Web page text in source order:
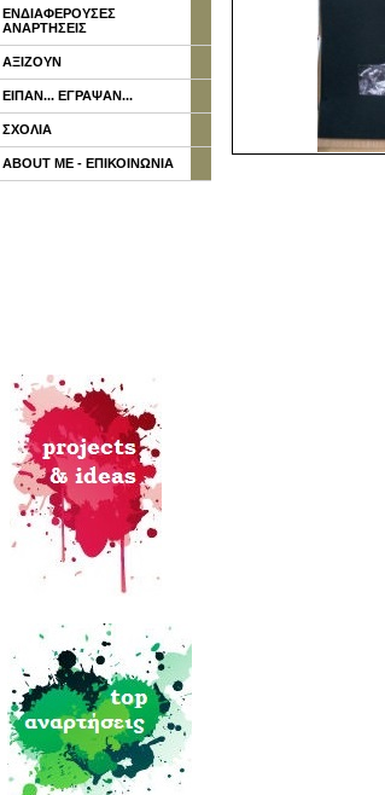
ΕΝΔΙΑΦΕΡΟΥΣΕΣ
ΑΝΑΡΤΗΣΕΙΣ
ΑΞΙΖΟΥΝ
ΕΙΠΑΝ... ΕΓΡΑΨΑΝ...
ΣΧΟΛΙΑ
ABOUT ME - ΕΠΙΚΟΙΝΩΝΙΑ